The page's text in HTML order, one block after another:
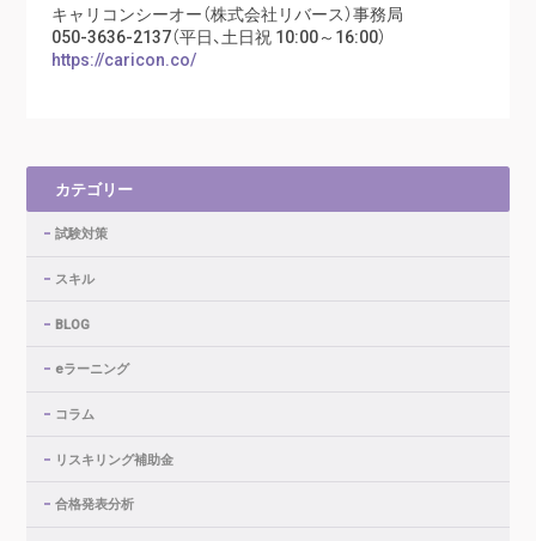
キャリコンシーオー（株式会社リバース）事務局
050-3636-2137（平日、土日祝 10:00～16:00）
https://caricon.co/
カテゴリー
試験対策
スキル
BLOG
eラーニング
コラム
リスキリング補助金
合格発表分析